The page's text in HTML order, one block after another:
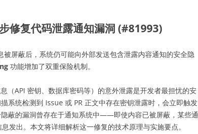
修复代码泄露通知漏洞 (#81993)
被屏蔽后，系统仍可能向外部发送包含泄露内容通知的安全隐
功能增加了双重保险机制。
（API 密钥、数据库密码等）的意外泄露是开发者最担忧的安
系统检测到 Issue 或 PR 正文中存在密钥泄露时，会立即触发
蔽的漏洞曾存在于通知系统中——即使内容已被屏蔽，某些通
发出。本文将详细解析这一修复的技术原理与实施要点。